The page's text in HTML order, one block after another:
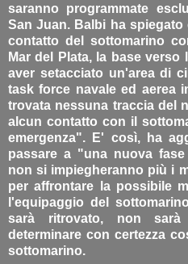
saranno programmate
San Juan. Balbi ha
contatto del sottomarino
Mar del Plata, la base
aver setacciato un'area di
task force navale ed aerea
trovata nessuna traccia del
alcun contatto con il
emergenza". E' così, ha
passare a "una nuova
non si impiegheranno più i
per affrontare la possibile
l'equipaggio del
sarà ritrovato, non sarà
determinare con certezza
sottomarino.